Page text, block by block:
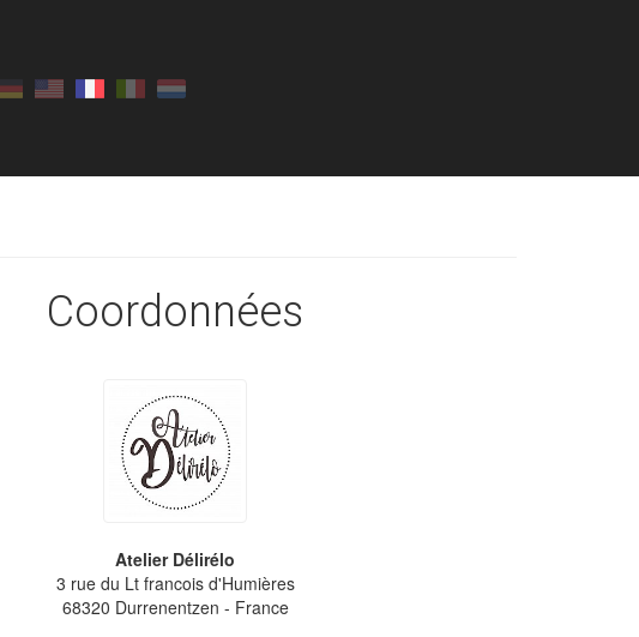
Coordonnées
Atelier Délirélo
3 rue du Lt francois d'Humières
68320 Durrenentzen - France